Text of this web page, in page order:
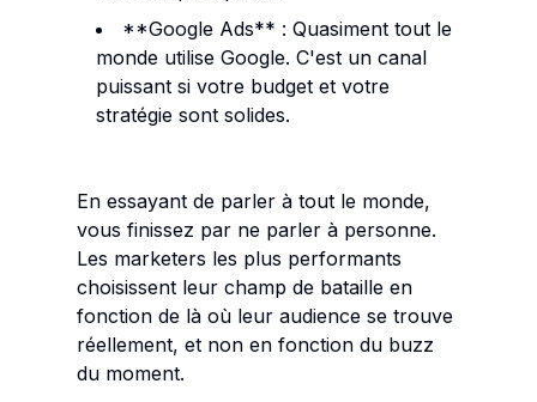
**Google Ads** : Quasiment tout le
monde utilise Google. C'est un canal
puissant si votre budget et votre
stratégie sont solides.
En essayant de parler à tout le monde,
vous finissez par ne parler à personne.
Les marketers les plus performants
choisissent leur champ de bataille en
fonction de là où leur audience se trouve
réellement, et non en fonction du buzz
du moment.